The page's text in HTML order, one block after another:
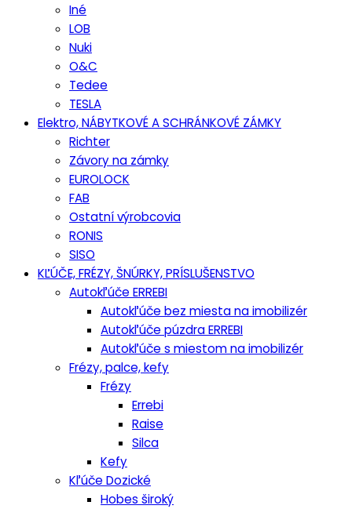
Iné
LOB
Nuki
O&C
Tedee
TESLA
Elektro, NÁBYTKOVÉ A SCHRÁNKOVÉ ZÁMKY
Richter
Závory na zámky
EUROLOCK
FAB
Ostatní výrobcovia
RONIS
SISO
KĽÚČE, FRÉZY, ŠNÚRKY, PRÍSLUŠENSTVO
Autokľúče ERREBI
Autokľúče bez miesta na imobilizér
Autokľúče púzdra ERREBI
Autokľúče s miestom na imobilizér
Frézy, palce, kefy
Frézy
Errebi
Raise
Silca
Kefy
Kľúče Dozické
Hobes široký